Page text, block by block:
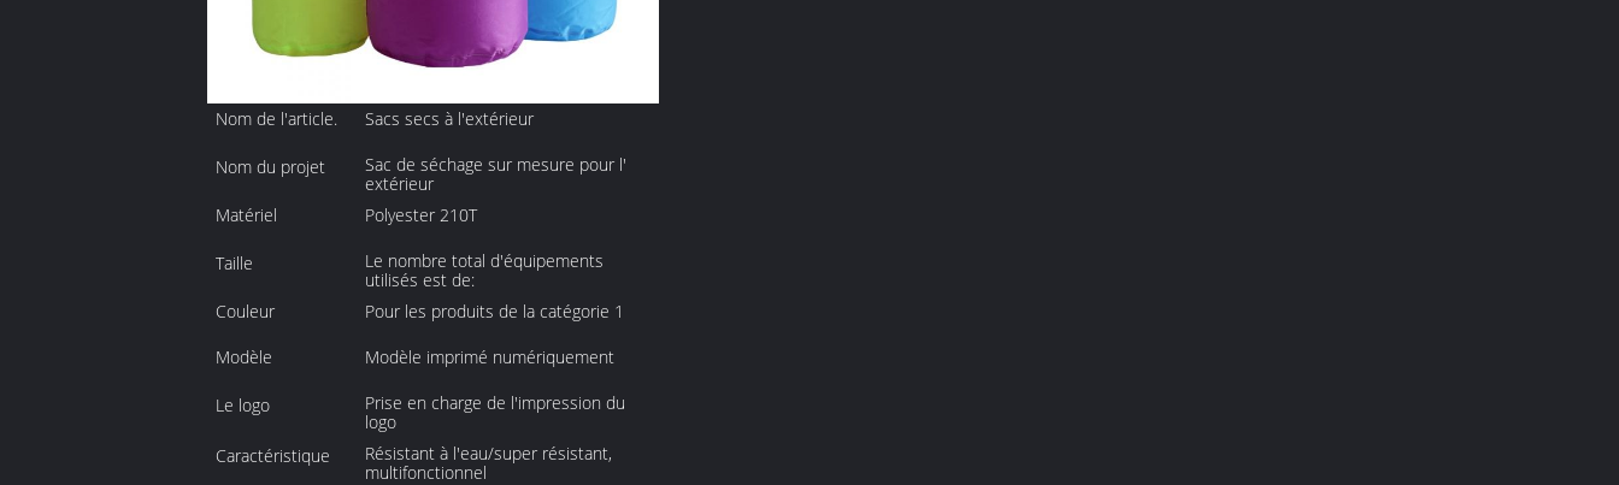
Nom de l'article. Sacs secs à l'extérieur
Nom du projet
Sac de séchage sur mesure pour l'
extérieur
Matériel
Polyester 210T
Taille
Le nombre total d'équipements
utilisés est de:
Couleur
Pour les produits de la catégorie 1
Modèle
Modèle imprimé numériquement
Le logo
Prise en charge de l'impression du
logo
Caractéristique
Résistant à l'eau/super résistant,
multifonctionnel